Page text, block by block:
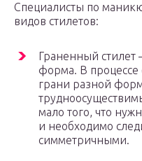
Специалисты по
видов стилетов:
Граненный стилет
форма. В процессе
грани разной
мало того, что
и необходимо
симметричными.